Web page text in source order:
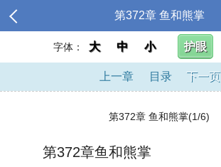
第372章 鱼和熊掌
字体： 大 中 小 护眼
上一章 目录 下一页
第372章 鱼和熊掌(1/6)
第372章鱼和熊掌